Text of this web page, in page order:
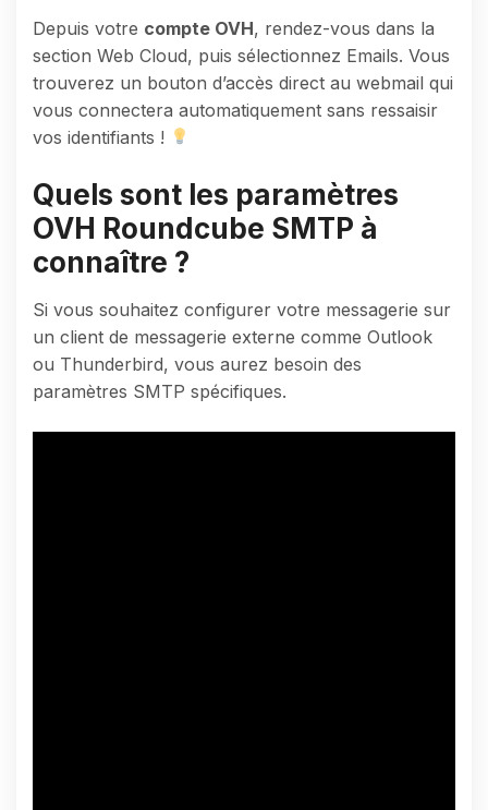
Depuis votre compte OVH, rendez-vous dans la
section Web Cloud, puis sélectionnez Emails. Vous
trouverez un bouton d’accès direct au webmail qui
vous connectera automatiquement sans ressaisir
vos identifiants !
Quels sont les paramètres
OVH Roundcube SMTP à
connaître ?
Si vous souhaitez configurer votre messagerie sur
un client de messagerie externe comme Outlook
ou Thunderbird, vous aurez besoin des
paramètres SMTP spécifiques.